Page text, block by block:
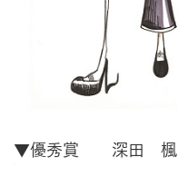
▼優秀賞 深田 楓（